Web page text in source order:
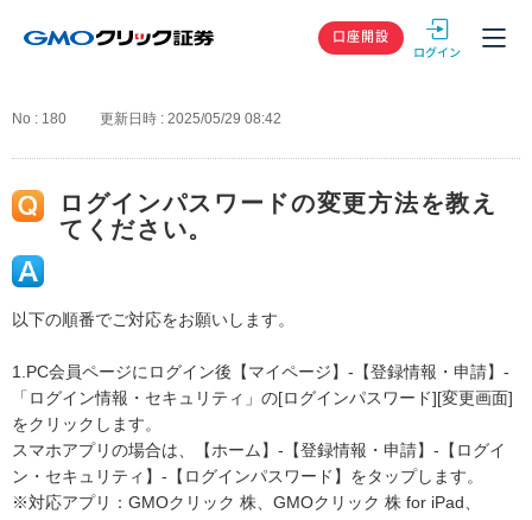
GMOクリック
口座開設
No : 180 更新日時 : 2025/05/29 08:42
ログインパスワードの変更方法を教え
てください。
以下の順番でご対応をお願いします。
1.PC会員ページにログイン後【マイページ】-【登録情報・申請】-
「ログイン情報・セキュリティ」の[ログインパスワード][変更画面]
をクリックします。
スマホアプリの場合は、【ホーム】-【登録情報・申請】-【ログイ
ン・セキュリティ】-【ログインパスワード】をタップします。
※対応アプリ：GMOクリック 株、GMOクリック 株 for iPad、